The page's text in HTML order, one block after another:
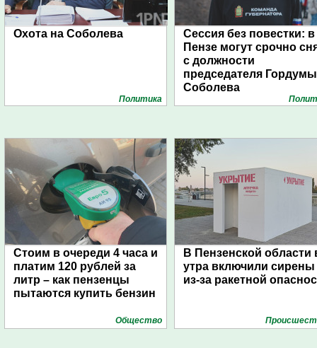
Охота на Соболева
Политика
Сессия без повестки: в
Пензе могут срочно
с должности
председателя Гордумы
Соболева
Стоим в очереди 4 часа и
платим 120 рублей за
литр – как пензенцы
пытаются купить бензин
Общество
В Пензенской области
утра включили сирены
из-за ракетной